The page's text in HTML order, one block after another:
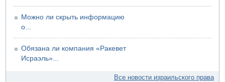
Можно ли скрыть информацию
о...
Обязана ли компания «Ракевет
Исраэль»...
Все новости израильского права